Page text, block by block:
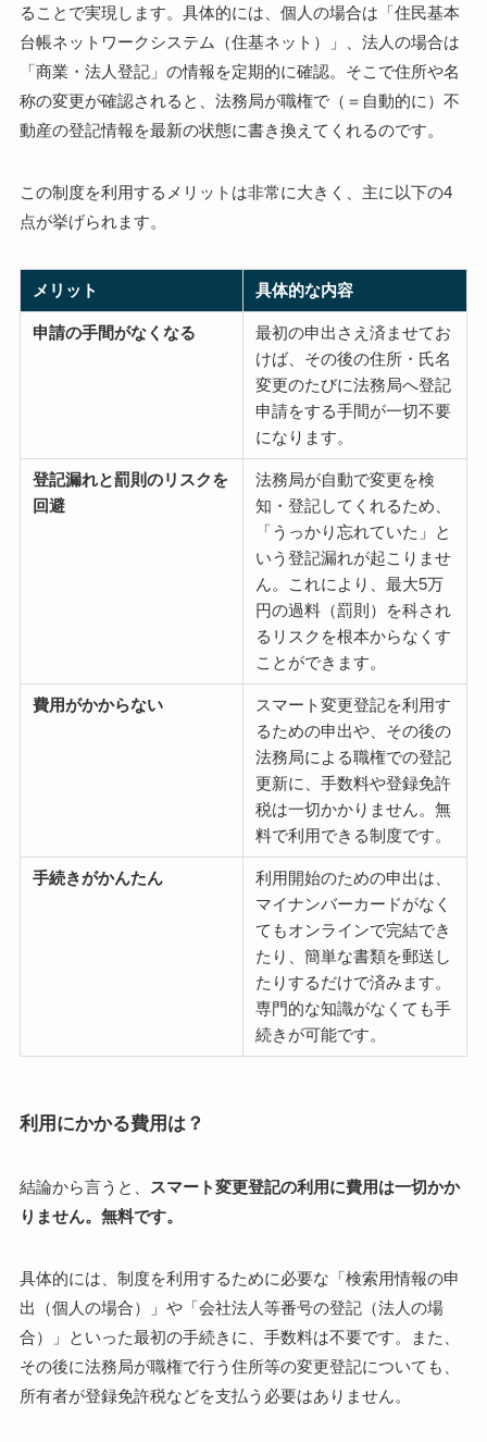
ることで実現します。具体的には、個人の場合は「住民基本
台帳ネットワークシステム（住基ネット）」、法人の場合は
「商業・法人登記」の情報を定期的に確認。そこで住所や名
称の変更が確認されると、法務局が職権で（＝自動的に）不
動産の登記情報を最新の状態に書き換えてくれるのです。
この制度を利用するメリットは非常に大きく、主に以下の4
点が挙げられます。
メリット 具体的な内容
申請の手間がなくなる
最初の申出さえ済ませてお
けば、その後の住所・氏名
変更のたびに法務局へ登記
申請をする手間が一切不要
になります。
登記漏れと罰則のリスクを
回避
法務局が自動で変更を検
知・登記してくれるため、
「うっかり忘れていた」と
いう登記漏れが起こりませ
ん。これにより、最大5万
円の過料（罰則）を科され
るリスクを根本からなくす
ことができます。
費用がかからない
スマート変更登記を利用す
るための申出や、その後の
法務局による職権での登記
更新に、手数料や登録免許
税は一切かかりません。無
料で利用できる制度です。
手続きがかんたん
利用開始のための申出は、
マイナンバーカードがなく
てもオンラインで完結でき
たり、簡単な書類を郵送し
たりするだけで済みます。
専門的な知識がなくても手
続きが可能です。
利用にかかる費用は？
結論から言うと、
スマート変更登記の利用に費用は一切かか
りません。無料です。
具体的には、制度を利用するために必要な「検索用情報の申
出（個人の場合）」や「会社法人等番号の登記（法人の場
合）」といった最初の手続きに、手数料は不要です。また、
その後に法務局が職権で行う住所等の変更登記についても、
所有者が登録免許税などを支払う必要はありません。